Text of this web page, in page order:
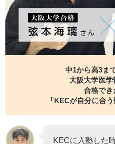
中1から高3ま
大阪大学医学
合格でき
「KECが自分に合
KECに入塾した